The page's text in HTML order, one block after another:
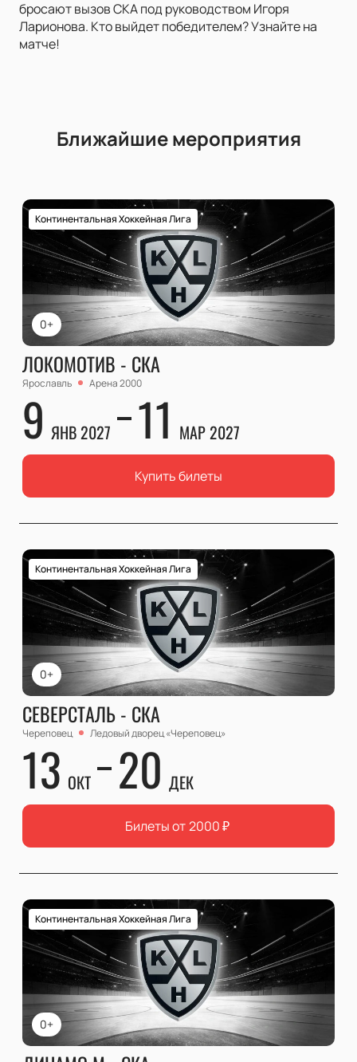
бросают вызов СКА под руководством Игоря
Ларионова. Кто выйдет победителем? Узнайте на
матче!
Ближайшие мероприятия
0+
Континентальная Хоккейная Лига
ЛОКОМОТИВ - СКА
Ярославль Арена 2000
9 ЯНВ 2027 11 МАР 2027
Купить билеты
0+
Континентальная Хоккейная Лига
СЕВЕРСТАЛЬ - СКА
Череповец Ледовый дворец «Череповец»
13 ОКТ 20 ДЕК
Билеты от 2000₽
0+
Континентальная Хоккейная Лига